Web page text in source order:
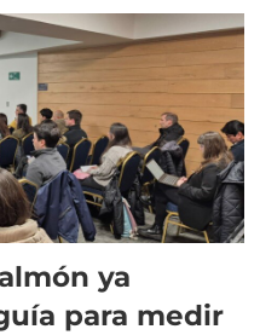
ya
para medir